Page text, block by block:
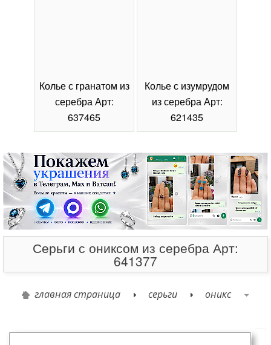
Колье с гранатом из
серебра Арт:
637465
Колье с изумрудом
из серебра Арт:
621435
Серьги с ониксом из серебра Арт:
641377
главная страница серьги оникс